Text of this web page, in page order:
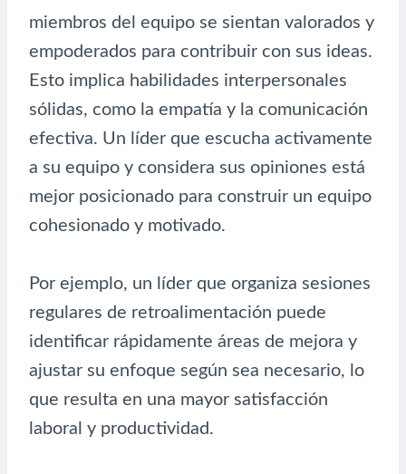
miembros del equipo se sientan valorados y
empoderados para contribuir con sus ideas.
Esto implica habilidades interpersonales
sólidas, como la empatía y la comunicación
efectiva. Un líder que escucha activamente
a su equipo y considera sus opiniones está
mejor posicionado para construir un equipo
cohesionado y motivado.
Por ejemplo, un líder que organiza sesiones
regulares de retroalimentación puede
identificar rápidamente áreas de mejora y
ajustar su enfoque según sea necesario, lo
que resulta en una mayor satisfacción
laboral y productividad.